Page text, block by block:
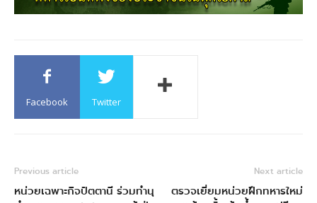
Facebook Twitter
Previous article
หน่วยเฉพาะกิจปัตตานี ร่วมทำนุ
Next article
ตรวจเยี่ยมหน่วยฝึกทหารใหม่